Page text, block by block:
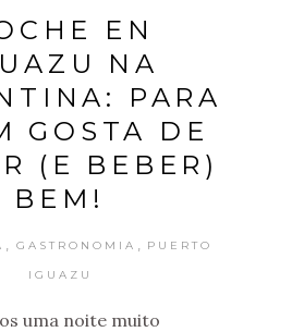
EN
NA
PARA
GOSTA DE
(E BEBER)
BEM!
GASTRONOMIA PUERTO
IGUAZU
uma noite muito